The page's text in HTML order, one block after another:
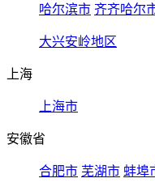
哈尔滨市 齐齐哈尔
大兴安岭地区
上海
上海市
安徽省
合肥市 芜湖市 蚌埠